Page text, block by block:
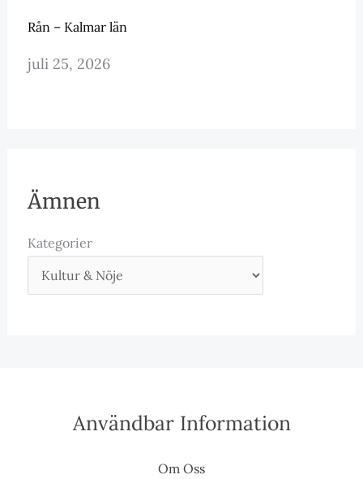
Rån – Kalmar län
juli 25, 2026
Ämnen
Kategorier
Användbar Information
Om Oss